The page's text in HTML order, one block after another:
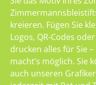
kreieren. Fügen Sie
Logos, QR-Codes
drucken alles für Sie
macht’s möglich. Sie
auch unseren